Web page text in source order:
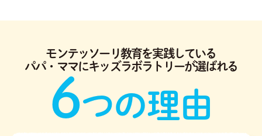
モンテッソーリ教育を実践している
パパ・ママにキッズラボラトリーが選ばれる
6つの理由